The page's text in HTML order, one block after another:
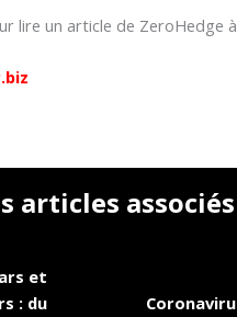
lire un article de ZeroHedge
articles associés
et
: du